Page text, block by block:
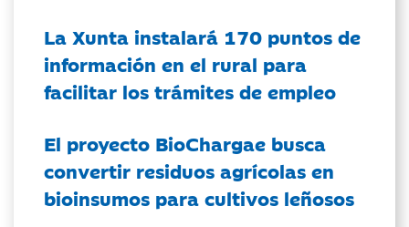
La Xunta instalará 170 puntos de
información en el rural para
facilitar los trámites de empleo
El proyecto BioChargae busca
convertir residuos agrícolas en
bioinsumos para cultivos leñosos